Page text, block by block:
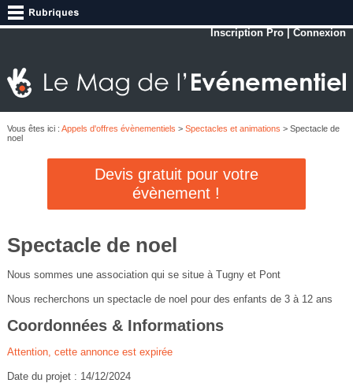
Inscription Pro |Connexion
Vous êtes ici : Appels d'offres évènementiels > Spectacles et animations > Spectacle de
noel
Devis gratuit pour votre
évènement !
Spectacle de noel
Nous sommes une association qui se situe à Tugny et Pont
Nous recherchons un spectacle de noel pour des enfants de 3 à 12 ans
Coordonnées & Informations
Attention, cette annonce est expirée
Date du projet : 14/12/2024